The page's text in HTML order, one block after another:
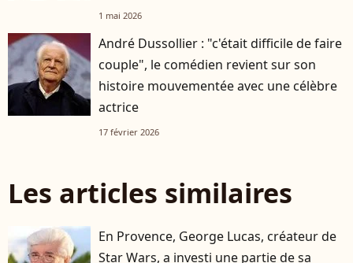
1 mai 2026
André Dussollier : "c'était difficile de faire
couple", le comédien revient sur son
histoire mouvementée avec une célèbre
actrice
17 février 2026
Les articles similaires
En Provence, George Lucas, créateur de
Star Wars, a investi une partie de sa